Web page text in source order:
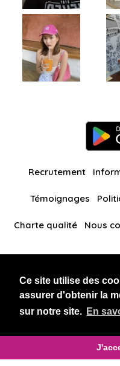
Ce site utilise des
assurer d'obtenir la
sur notre site. En
Recrutement
Témoignages
Charte qualité Nous